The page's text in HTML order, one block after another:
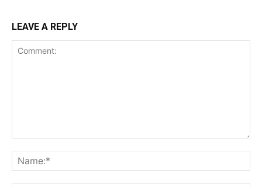
LEAVE A REPLY